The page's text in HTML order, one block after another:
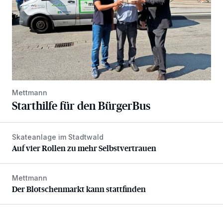
Mettmann
Starthilfe für den BürgerBus
Auf vier Rollen zu mehr Selbstvertrauen
Skateanlage im Stadtwald
Auf vier Rollen zu mehr Selbstvertrauen
Der Blotschenmarkt kann stattfinden
Mettmann
Der Blotschenmarkt kann stattfinden